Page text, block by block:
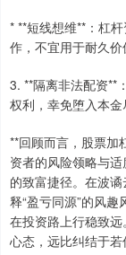
* **短线想维**：杠
作，不宜用于耐久价
3. **隔离非法配资**
权利，幸免堕入本金
**回顾而言，股票加
资者的风险领略与
的致富捷径。在波
释“盈亏同源”的风
在投资路上行稳致
心态，远比纠结于若